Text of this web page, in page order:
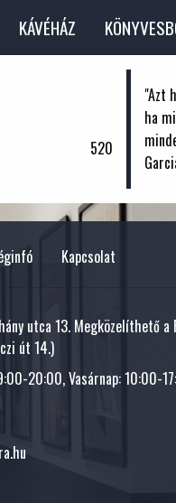
KÁVÉHÁZ
520
"Azt
ha
Kapcsolat
utca 13. Megközelíthető a
út 14.)
20:00, Vasárnap: 10:00-